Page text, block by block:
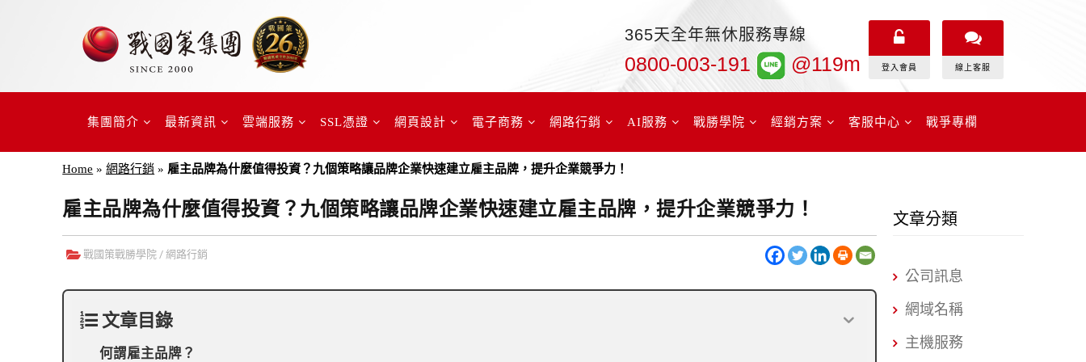
365天全年無休服務專線
0800-003-191 @119m 登入會員 線上客服
集團簡介 最新資訊 雲端服務 SSL憑證 網頁設計 電子商務 網路行銷 AI服務 戰勝學院 經銷方案 客服中心 戰爭專欄
Home »網路行銷 » 雇主品牌為什麼值得投資？九個策略讓品牌企業快速建立雇主品牌，提升企業競爭力！
雇主品牌為什麼值得投資？九個策略讓品牌企業快速建立雇主品牌，提升企業競爭力！
戰國策戰勝學院 /網路行銷
文章目錄
何謂雇主品牌？
文章分類
公司訊息
網域名稱
主機服務